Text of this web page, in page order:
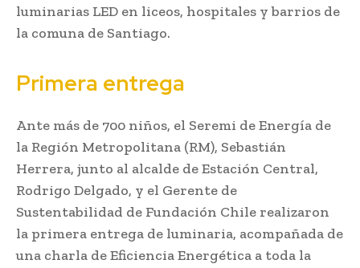
luminarias LED en liceos, hospitales y barrios de
la comuna de Santiago.
Primera entrega
Ante más de 700 niños, el Seremi de Energía de
la Región Metropolitana (RM), Sebastián
Herrera, junto al alcalde de Estación Central,
Rodrigo Delgado, y el Gerente de
Sustentabilidad de Fundación Chile realizaron
la primera entrega de luminaria, acompañada de
una charla de Eficiencia Energética a toda la